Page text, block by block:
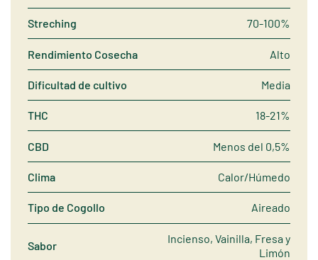
Streching 70-100%
Rendimiento Cosecha Alto
Dificultad de cultivo Media
THC 18-21%
CBD Menos del 0,5%
Clima Calor/Húmedo
Tipo de Cogollo Aireado
Sabor
Incienso, Vainilla, Fresa y
Limón